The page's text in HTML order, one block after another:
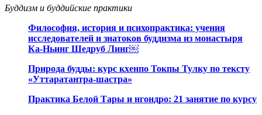
Буддизм и буддийские практики
Философия, история и психопрактика: учения
исследователей и знатоков буддизма из монастыря
Ка-Ньинг Шедруб Линг￼
Природа будды: курс кхенпо Токпы Тулку по тексту
«Уттаратантра-шастра»
Практика Белой Тары и нгондро: 21 занятие по курсу